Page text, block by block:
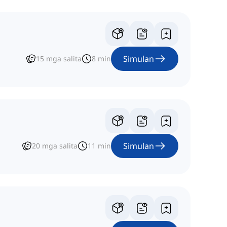
15 mga salita 8 min Simulan
20 mga salita 11 min Simulan